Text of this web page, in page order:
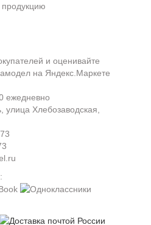
ежедневно
улица Хлебозаводская,